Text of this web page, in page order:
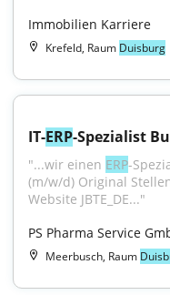
Immobilien Karriere
Krefeld, Raum Duisburg
IT-ERP-Spezialist
"...wir einen ERP-
(m/w/d) Original
Website JBTE_DE..."
PS Pharma Service
Meerbusch, Raum